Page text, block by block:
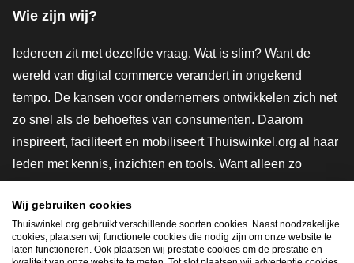
Wie zijn wij?
Iedereen zit met dezelfde vraag. Wat is slim? Want de
wereld van digital commerce verandert in ongekend
tempo. De kansen voor ondernemers ontwikkelen zich net
zo snel als de behoeftes van consumenten. Daarom
inspireert, faciliteert en mobiliseert Thuiswinkel.org al haar
leden met kennis, inzichten en tools. Want alleen zo
innovatievere toekomst. Dus groei ook mee en maak
shoppen slimmer.
Lid worden
Wij gebruiken cookies
Thuiswinkel.org gebruikt verschillende soorten cookies. Naast noodzakelijke
cookies, plaatsen wij functionele cookies die nodig zijn om onze website te
laten functioneren. Ook plaatsen wij prestatie cookies om de prestatie en